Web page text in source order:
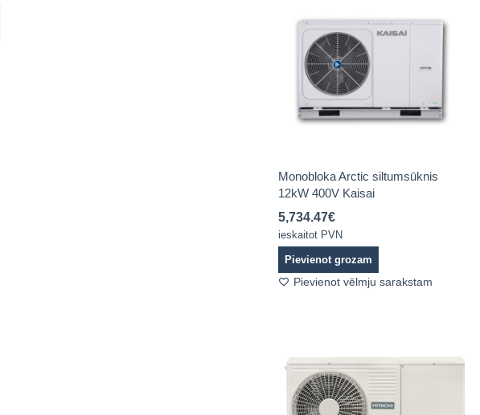
Monobloka Arctic siltumsūknis
12kW 400V Kaisai
5,734.47€
ieskaitot PVN
Pievienot grozam
Pievienot vēlmju sarakstam